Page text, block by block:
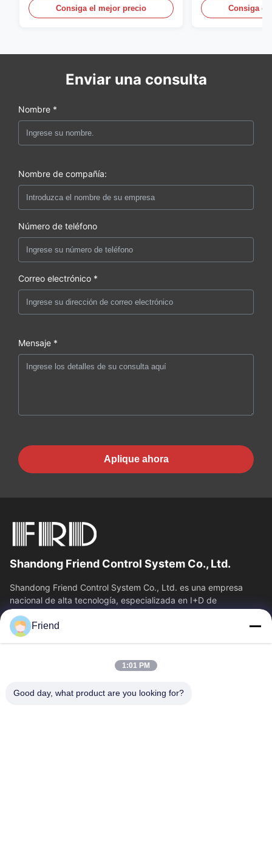
acero inoxidable Monitor
Consiga el mejor precio
20mA/RS485
médica/de
Consiga el
Enviar una consulta
Nombre *
Nombre de compañía:
Número de teléfono
Correo electrónico *
Mensaje *
Aplique ahora
Shandong Friend Control System Co., Ltd.
Shandong Friend Control System Co., Ltd. es una empresa
nacional de alta tecnología, especializada en I+D de
instrumentación, fabricación y...
Vínculos Rápidos
Sobre Nosotros
Visita A La Fábrica
Control De Calidad
Friend
1:01 PM
Good day, what product are you looking for?